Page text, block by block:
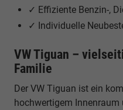
✓ Effiziente Benzin-,
✓ Individuelle
VW Tiguan –
Familie
Der VW Tiguan ist ein
hochwertigem